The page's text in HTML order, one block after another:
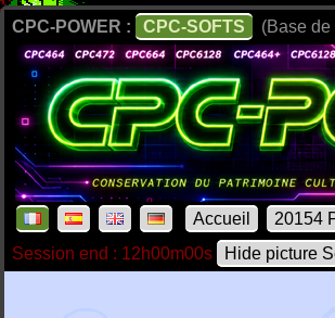
CPC-POWER : CPC-SOFTS (Base
Accueil 20154
Session end : 12h00m00s
Hide picture